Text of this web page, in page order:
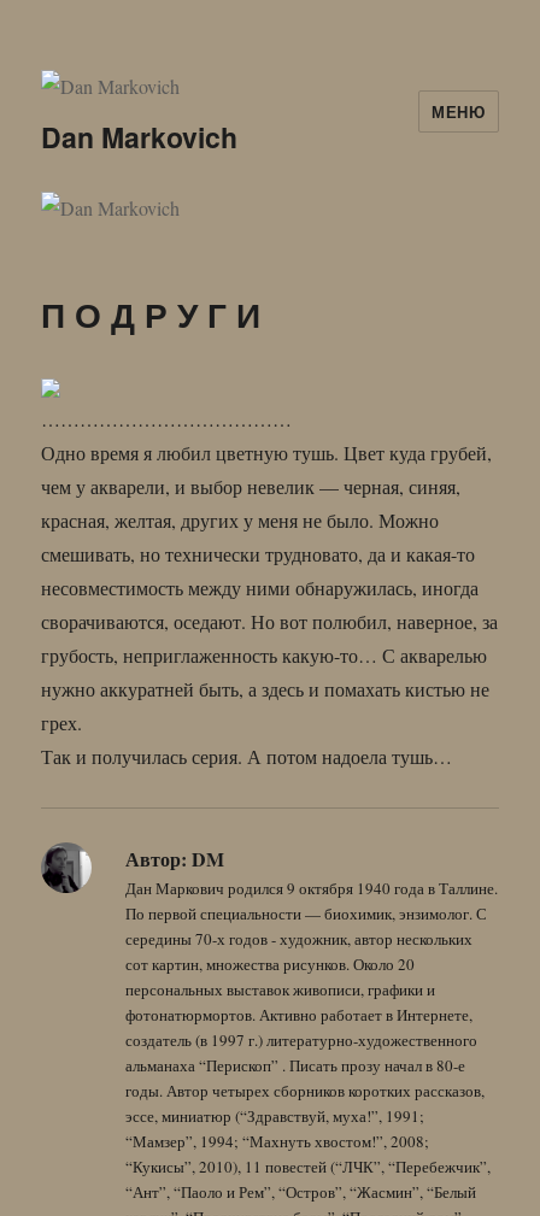
Dan Markovich
МЕНЮ
П О Д Р У Г И
…………………………………
Одно время я любил цветную тушь. Цвет куда грубей,
чем у акварели, и выбор невелик — черная, синяя,
красная, желтая, других у меня не было. Можно
смешивать, но технически трудновато, да и какая-то
несовместимость между ними обнаружилась, иногда
сворачиваются, оседают. Но вот полюбил, наверное, за
грубость, неприглаженность какую-то… С акварелью
нужно аккуратней быть, а здесь и помахать кистью не
грех.
Так и получилась серия. А потом надоела тушь…
Автор: DM
Дан Маркович родился 9 октября 1940 года в Таллине.
По первой специальности — биохимик, энзимолог. С
середины 70-х годов - художник, автор нескольких
сот картин, множества рисунков. Около 20
персональных выставок живописи, графики и
фотонатюрмортов. Активно работает в Интернете,
создатель (в 1997 г.) литературно-художественного
альманаха “Перископ” . Писать прозу начал в 80-е
годы. Автор четырех сборников коротких рассказов,
эссе, миниатюр (“Здравствуй, муха!”, 1991;
“Мамзер”, 1994; “Махнуть хвостом!”, 2008;
“Кукисы”, 2010), 11 повестей (“ЛЧК”, “Перебежчик”,
“Ант”, “Паоло и Рем”, “Остров”, “Жасмин”, “Белый